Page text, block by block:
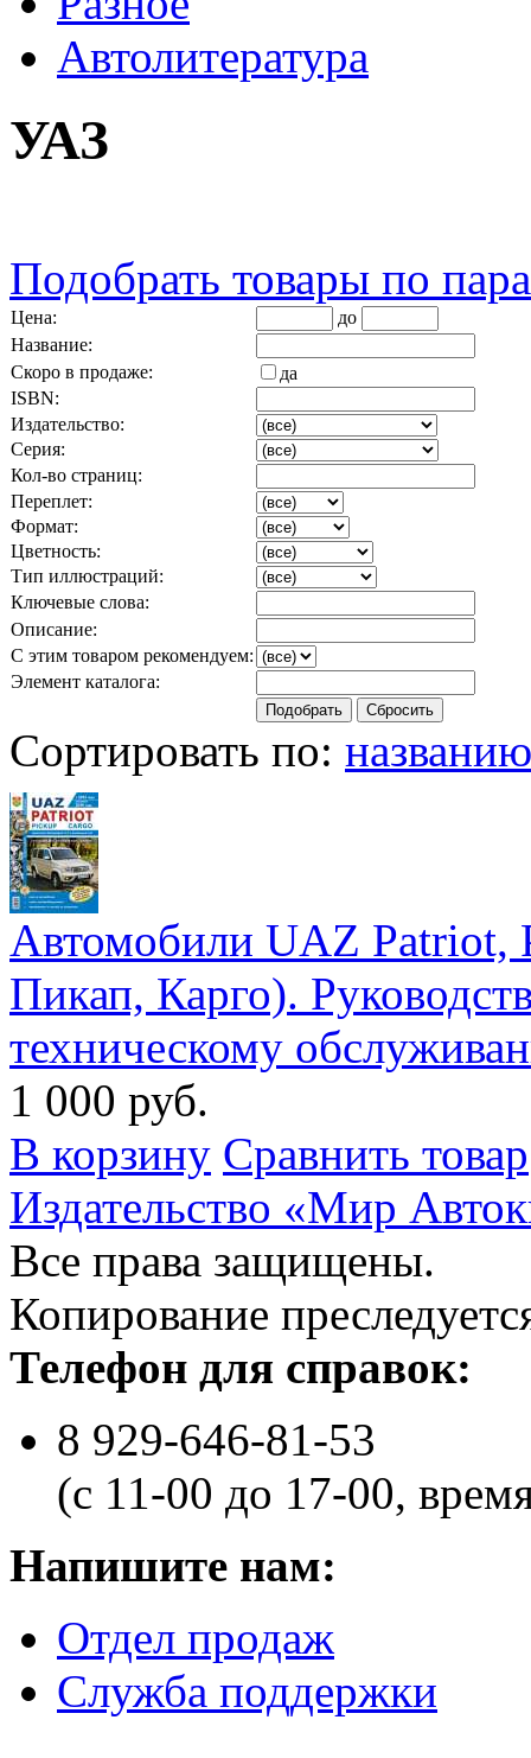
Автолитература
УАЗ
Подобрать товары по
Цена:
до
Название:
Скоро в продаже:
да
ISBN:
Издательство:
Серия:
Кол-во страниц:
Переплет:
Формат:
Цветность:
Тип иллюстраций:
Ключевые слова:
Описание:
С этим товаром рекомендуем:
Элемент каталога:
Сортировать по: названию
Автомобили UAZ Patriot,
Пикап, Карго).
техническому
1 000 руб.
В корзину Сравнить товар
Издательство «Мир
Все права защищены.
Копирование
Телефон для справок:
8 929-646-81-53
(с 11-00 до 17-00,
Напишите нам:
Отдел продаж
Служба поддержки